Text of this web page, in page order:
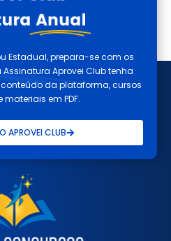
Estadual, prepara-se com os
Aprovei Club tenha
da plataforma, cursos
em PDF.
APROVEI CLUB